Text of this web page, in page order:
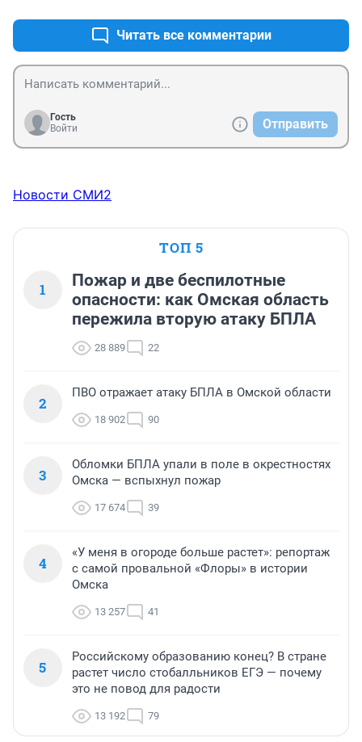
Читать все комментарии
Гость
Войти
Отправить
Новости СМИ2
ТОП 5
1
Пожар и две беспилотные
опасности: как Омская область
пережила вторую атаку БПЛА
28 889 22
2
ПВО отражает атаку БПЛА в Омской области
18 902 90
3
Обломки БПЛА упали в поле в окрестностях
Омска — вспыхнул пожар
17 674 39
4
«У меня в огороде больше растет»: репортаж
с самой провальной «Флоры» в истории
Омска
13 257 41
5
Российскому образованию конец? В стране
растет число стобалльников ЕГЭ — почему
это не повод для радости
13 192 79